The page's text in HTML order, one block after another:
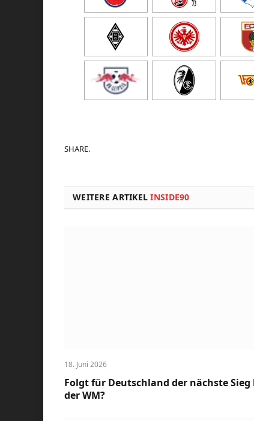
SHARE.
WEITERE ARTIKELINSIDE90
18. Juni 2026
Folgt für Deutschland der nächste Sieg
der WM?